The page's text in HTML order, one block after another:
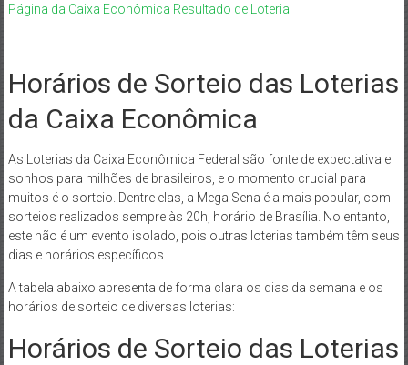
Página da Caixa Econômica Resultado de Loteria
Horários de Sorteio das Loterias
da Caixa Econômica
As Loterias da Caixa Econômica Federal são fonte de expectativa e
sonhos para milhões de brasileiros, e o momento crucial para
muitos é o sorteio. Dentre elas, a Mega Sena é a mais popular, com
sorteios realizados sempre às 20h, horário de Brasília. No entanto,
este não é um evento isolado, pois outras loterias também têm seus
dias e horários específicos.
A tabela abaixo apresenta de forma clara os dias da semana e os
horários de sorteio de diversas loterias:
Horários de Sorteio das Loterias